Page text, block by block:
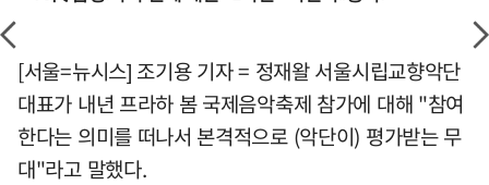
[서울=뉴시스] 조기용 기자 = 정재왈 서울시립교향악단
대표가 내년 프라하 봄 국제음악축제 참가에 대해 "참여
한다는 의미를 떠나서 본격적으로 (악단이) 평가받는 무
대"라고 말했다.